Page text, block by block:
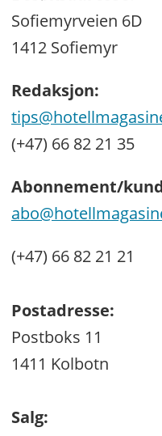
Sofiemyrveien 6D
1412 Sofiemyr
Redaksjon:
(+47) 66 82 21 35
Abonnement/
(+47) 66 82 21 21
Postadresse:
Postboks 11
1411 Kolbotn
Salg: